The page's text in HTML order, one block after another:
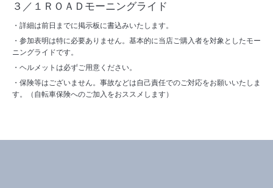
３／１ＲＯＡＤモーニングライド
・詳細は前日までに掲示板に書込みいたします。
・参加表明は特に必要ありません。基本的に当店ご購入者を対象としたモー
ニングライドです。
・ヘルメットは必ずご用意ください。
・保険等はございません。事故などは自己責任でのご対応をお願いいたしま
す。（自転車保険へのご加入をおススメします）